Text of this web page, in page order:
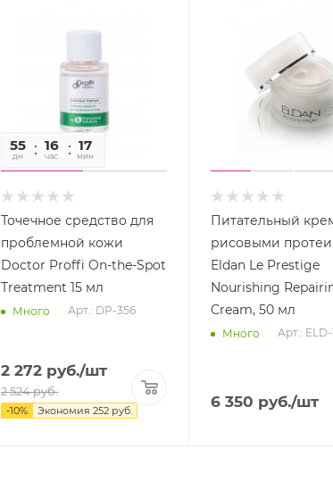
55
дн
16
час
17
мин
Точечное средство для
проблемной кожи
Doctor Proffi On-the-Spot
Treatment 15 мл
Много Арт.: DP-356
2 272 руб./шт
2 524руб.
-10% Экономия 252 руб.
Питательный
рисовыми
Eldan Le Prestige
Nourishing
Cream, 50 мл
Много Арт.: ELD-
6 350 руб./шт